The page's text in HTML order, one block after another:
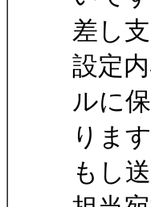
差し
設定
ルに
ります
もし